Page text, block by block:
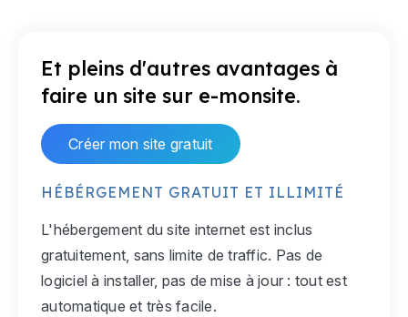
Et pleins d'autres avantages à
faire un site sur e-monsite.
Créer mon site gratuit
HÉBÉRGEMENT GRATUIT ET ILLIMITÉ
L'hébergement du site internet est inclus
gratuitement, sans limite de traffic. Pas de
logiciel à installer, pas de mise à jour : tout est
automatique et très facile.